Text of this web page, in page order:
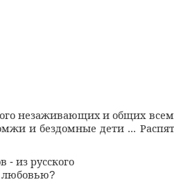
незаживающих и общих
и бездомные дети ...
- из русского
любовью?